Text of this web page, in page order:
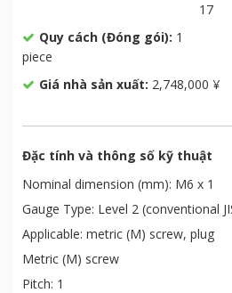
17
Quy cách (Đóng gói): 1
piece
Giá nhà sản xuất: 2,748,000 ¥
Đặc tính và thông số kỹ thuật
Nominal dimension (mm): M6 x 1
Gauge Type: Level 2 (conventional
Applicable: metric (M) screw, plug
Metric (M) screw
Pitch: 1